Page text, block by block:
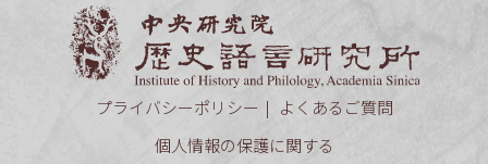
プライバシーポリシー
よくあるご質問
個人情報の保護に関する